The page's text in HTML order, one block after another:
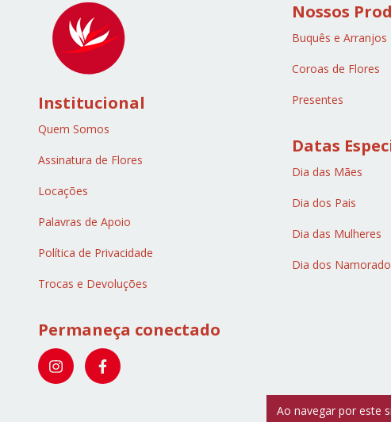
Ao navegar por este
Institucional
Quem Somos
Assinatura de Flores
Locações
Palavras de Apoio
Política de Privacidade
Trocas e Devoluções
Permaneça conectado
Nossos
Buquês e Arranjos
Coroas de Flores
Presentes
Datas
Dia das Mães
Dia dos Pais
Dia das Mulheres
Dia dos